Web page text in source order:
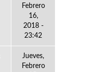
Febrero
16,
2018 -
23:42
Jueves,
Febrero